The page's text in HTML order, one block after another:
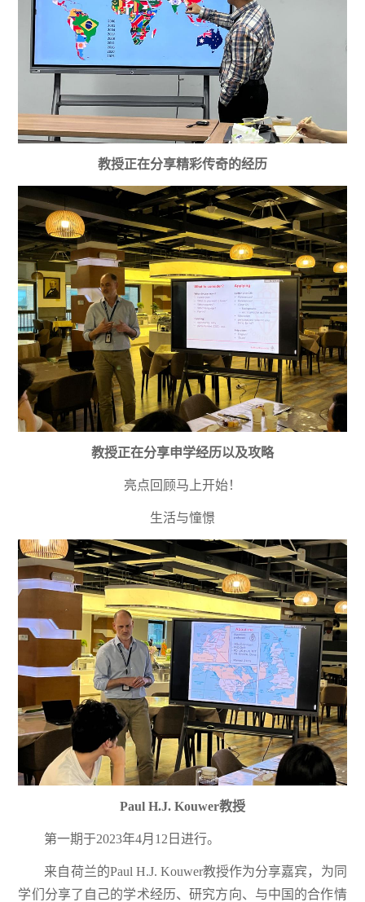
教授正在分享精彩传奇的经历
教授正在分享申学经历以及攻略
亮点回顾马上开始！
生活与憧憬
Paul H.J. Kouwer教授
第一期于2023年4月12日进行。
来自荷兰的Paul H.J. Kouwer教授作为分享嘉宾，为同
学们分享了自己的学术经历、研究方向、与中国的合作情